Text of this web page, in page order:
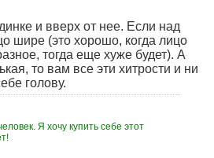
и вверх от нее. Если над
шире (это хорошо, когда лицо
тогда еще хуже будет). А
то вам все эти хитрости и ни
голову.
Я хочу купить себе этот